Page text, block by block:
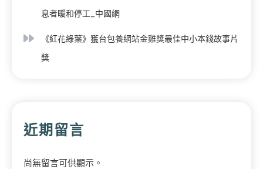
息者暖和停工_中國網
《紅花綠葉》獲台包養網站金雞獎最佳中小本錢故事片
獎
近期留言
尚無留言可供顯示。